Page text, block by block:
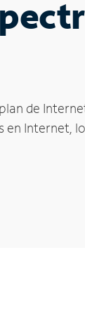
de
Internet,